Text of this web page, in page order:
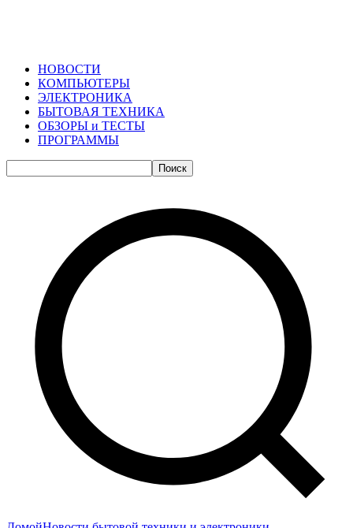
НОВОСТИ
КОМПЬЮТЕРЫ
ЭЛЕКТРОНИКА
БЫТОВАЯ ТЕХНИКА
ОБЗОРЫ и ТЕСТЫ
ПРОГРАММЫ
Поиск